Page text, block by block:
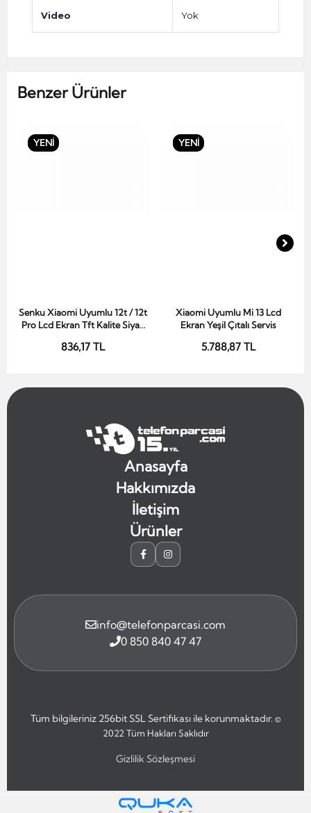
Video Yok
Benzer Ürünler
YENİ
Sepete Ekle
Senku Xiaomi Uyumlu 12t / 12t
Pro Lcd Ekran Tft Kalite Siyah
836,17 TL
YENİ
Sepete Ekle
Xiaomi Uyumlu Mi 13 Lcd
Ekran Yeşil Çıtalı Servis
5.788,87 TL
Anasayfa
Hakkımızda
İletişim
Ürünler
info@telefonparcasi.com
0 850 840 47 47
Tüm bilgileriniz 256bit SSL Sertifikası ile korunmaktadır.©
2022 Tüm Hakları Saklıdır
Gizlilik Sözleşmesi